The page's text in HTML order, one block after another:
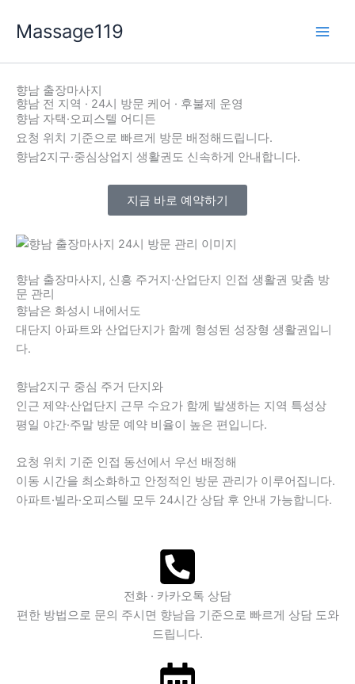
로
Massage119
향남 출장마사지
향남 전 지역 · 24시 방문 케어 · 후불제 운영
향남 자택·오피스텔 어디든
요청 위치 기준으로 빠르게 방문 배정해드립니다.
향남2지구·중심상업지 생활권도 신속하게 안내합니다.
지금 바로 예약하기
향남 출장마사지, 신흥 주거지·산업단지 인접 생활권 맞춤 방
문 관리
향남은 화성시 내에서도
대단지 아파트와 산업단지가 함께 형성된 성장형 생활권입니
다.
향남2지구 중심 주거 단지와
인근 제약·산업단지 근무 수요가 함께 발생하는 지역 특성상
평일 야간·주말 방문 예약 비율이 높은 편입니다.
요청 위치 기준 인접 동선에서 우선 배정해
이동 시간을 최소화하고 안정적인 방문 관리가 이루어집니다.
아파트·빌라·오피스텔 모두 24시간 상담 후 안내 가능합니다.
전화 · 카카오톡 상담
편한 방법으로 문의 주시면 향남읍 기준으로 빠르게 상담 도와
드립니다.